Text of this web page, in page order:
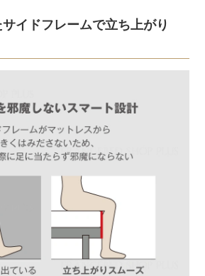
イドフレームで立ち上がり